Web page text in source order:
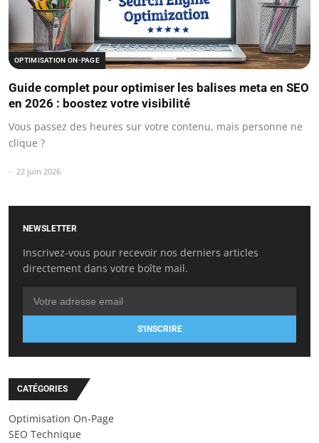
OPTIMISATION ON-PAGE
Guide complet pour optimiser les balises meta en SEO
en 2026 : boostez votre visibilité
Vous passez des heures sur votre contenu, mais personne ne
clique ?
22 juin 2026
NEWSLETTER
Inscrivez-vous pour recevoir nos derniers articles
directement dans votre boîte mail.
S'INSCRIRE
CATÉGORIES
Optimisation On-Page
SEO Technique